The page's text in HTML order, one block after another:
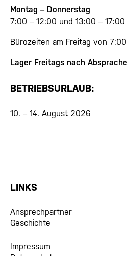
Montag – Donnerstag
7:00 – 12:00 und 13:00 – 17:00
Bürozeiten am Freitag von
Lager Freitags nach
BETRIEBSURLAUB:
10. – 14. August 2026
LINKS
Ansprechpartner
Geschichte
Impressum